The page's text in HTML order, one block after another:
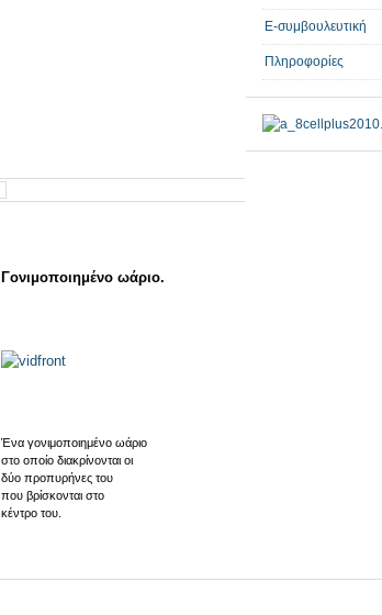
Γονιμοποιημένο ωάριο.
Ένα γονιμοποιημένο ωάριο
στο οποίο διακρίνονται οι
δύο προπυρήνες του
που βρίσκονται στο
κέντρο του.
E-συμβουλευτική
Πληροφορίες